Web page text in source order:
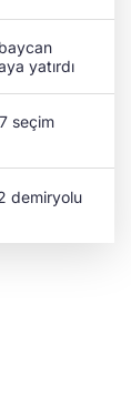
yatırdı
seçim
demiryolu